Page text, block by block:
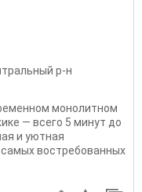
р-н
монолитном
— всего 5 минут до
и уютная
востребованных